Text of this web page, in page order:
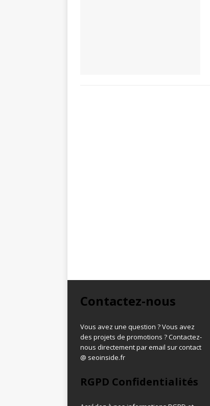
Contactez-nous
Vous avez une question ? Vous avez
des projets de promotions ? Contactez-
nous directement par email sur contact
@ seoinside.fr
RGPD Confidentialités